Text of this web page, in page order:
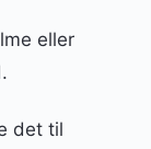
eller
det til